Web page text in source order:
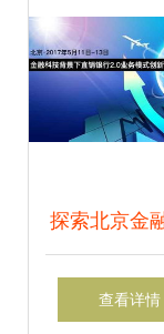
探索北京金
会议热点 活
查看详情